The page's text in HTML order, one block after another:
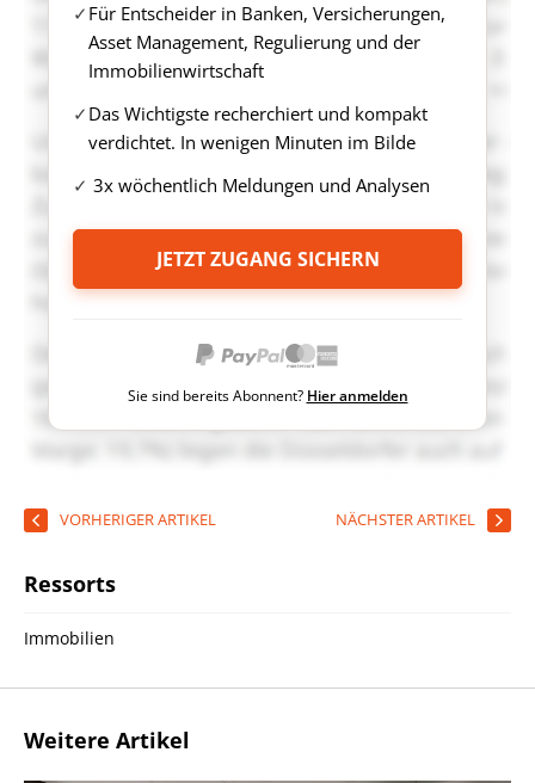
Für Entscheider in Banken, Versicherungen,
Asset Management, Regulierung und der
Immobilienwirtschaft
Das Wichtigste recherchiert und kompakt
verdichtet. In wenigen Minuten im Bilde
3x wöchentlich Meldungen und Analysen
JETZT ZUGANG SICHERN
Sie sind bereits Abonnent? Hier anmelden
VORHERIGER ARTIKEL NÄCHSTER ARTIKEL
Ressorts
Immobilien
Weitere Artikel